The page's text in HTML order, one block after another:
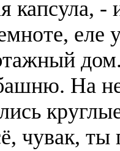
капсула, -
еле
На
чувак,